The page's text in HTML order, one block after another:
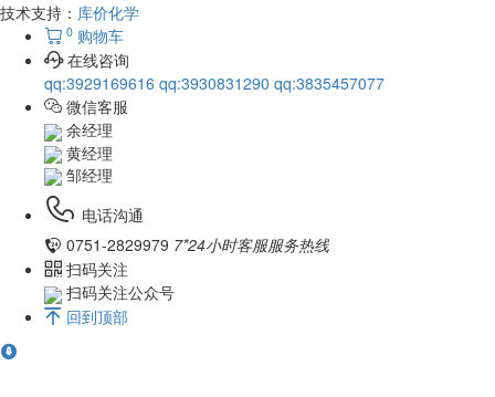
技术支持： 库价化学
0 购物车
在线咨询
qq:3929169616 qq:3930831290 qq:3835457077
微信客服
余经理
黄经理
邹经理
电话沟通
0751-2829979 7*24小时客服服务热线
扫码关注
扫码关注公众号
回到顶部